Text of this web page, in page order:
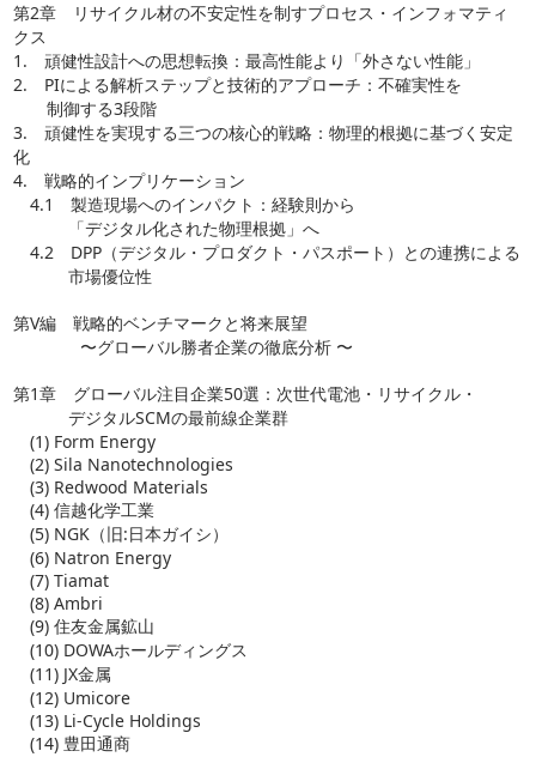
第2章 リサイクル材の不安定性を制すプロセス・インフォマティ
クス
1. 頑健性設計への思想転換：最高性能より「外さない性能」
2. PIによる解析ステップと技術的アプローチ：不確実性を
制御する3段階
3. 頑健性を実現する三つの核心的戦略：物理的根拠に基づく安定
化
4. 戦略的インプリケーション
4.1 製造現場へのインパクト：経験則から
「デジタル化された物理根拠」へ
4.2 DPP（デジタル・プロダクト・パスポート）との連携による
市場優位性
第V編 戦略的ベンチマークと将来展望
〜グローバル勝者企業の徹底分析 〜
第1章 グローバル注目企業50選：次世代電池・リサイクル・
デジタルSCMの最前線企業群
(1) Form Energy
(2) Sila Nanotechnologies
(3) Redwood Materials
(4) 信越化学工業
(5) NGK（旧:日本ガイシ）
(6) Natron Energy
(7) Tiamat
(8) Ambri
(9) 住友金属鉱山
(10) DOWAホールディングス
(11) JX金属
(12) Umicore
(13) Li-Cycle Holdings
(14) 豊田通商